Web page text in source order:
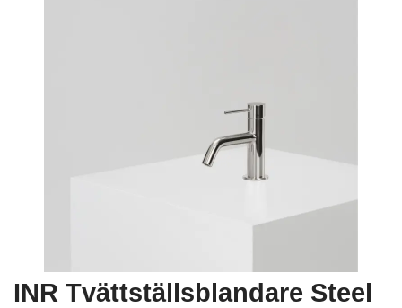
INR Tvättställsblandare Steel